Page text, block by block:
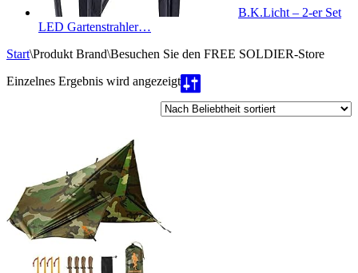
B.K.Licht – 2-er Set
LED Gartenstrahler…
Start\Produkt Brand\Besuchen Sie den FREE SOLDIER-Store
Einzelnes Ergebnis wird angezeigt